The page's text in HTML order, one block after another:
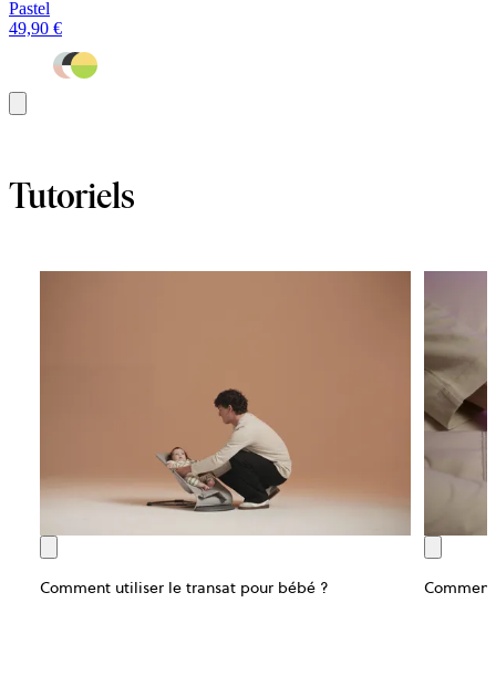
Pastel
49,90 €
au
Tutoriels
Comment utiliser le transat pour bébé ?